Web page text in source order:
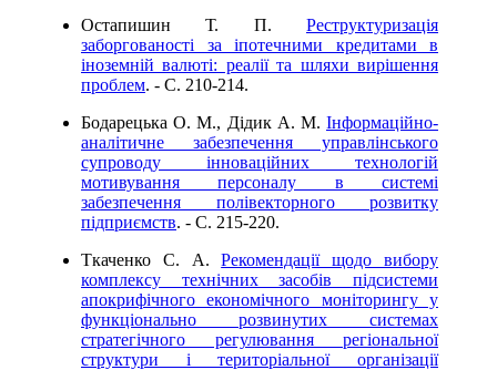
Остапишин Т. П. Реструктуризація
заборгованості за іпотечними кредитами в
іноземній валюті: реалії та шляхи вирішення
проблем. - C. 210-214.
Бодарецька О. М., Дідик А. М. Інформаційно-
аналітичне забезпечення управлінського
супроводу інноваційних технологій
мотивування персоналу в системі
забезпечення полівекторного розвитку
підприємств. - C. 215-220.
Ткаченко С. А.Рекомендації щодо вибору
комплексу технічних засобів підсистеми
апокрифічного економічного моніторингу у
функціонально розвинутих системах
стратегічного регулювання регіональної
структури і територіальної організації